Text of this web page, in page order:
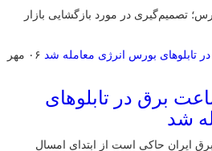
تصمیم‌گیری در مورد بازگشایی بازار
۰۶ مهر
برق در تابلوهای
شد
ایران حاکی است از ابتدای امسال